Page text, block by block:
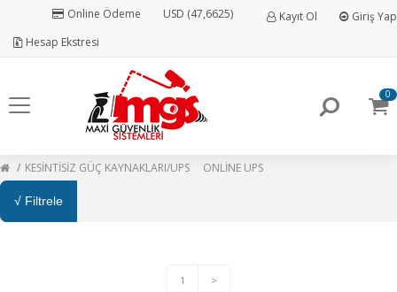
Online Ödeme
USD (47,6625)
Hesap Ekstresi
Kayıt Ol Giriş Yap
0
KESİNTİSİZ GÜÇ KAYNAKLARI/UPS ONLİNE UPS
√ Filtrele
1 >